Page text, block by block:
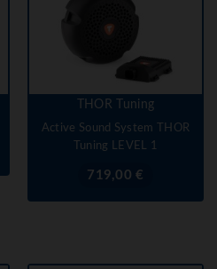
THOR Tuning
Active Sound System THOR
Tuning LEVEL 1
Prix
719,00 €